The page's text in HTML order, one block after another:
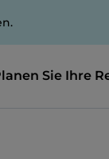
Sie Ihre